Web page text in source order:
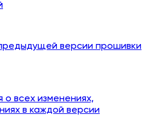
версии прошивки
всех изменениях,
в каждой версии